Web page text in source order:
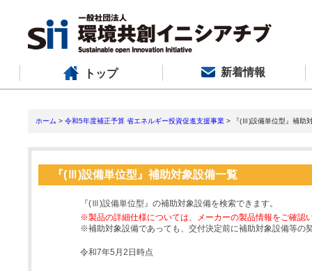
トップ 新着情報
ホーム > 令和5年度補正予算 省エネルギー投資促進支援事業 > 『(Ⅲ)設備単位型』補助
『(Ⅲ)設備単位型』補助対象設備一覧
『(Ⅲ)設備単位型』の補助対象設備を検索できます。
※製品の詳細仕様については、メーカーの製品情報をご確認
※補助対象設備であっても、交付決定前に補助対象設備等の
令和7年5月2日時点